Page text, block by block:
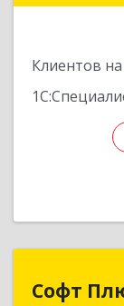
Клиентов
Софт